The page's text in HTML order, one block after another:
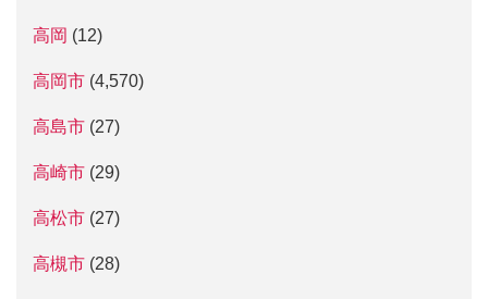
高岡 (12)
高岡市 (4,570)
高島市 (27)
高崎市 (29)
高松市 (27)
高槻市 (28)